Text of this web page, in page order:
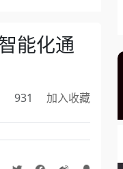
能化通
931 加入收藏